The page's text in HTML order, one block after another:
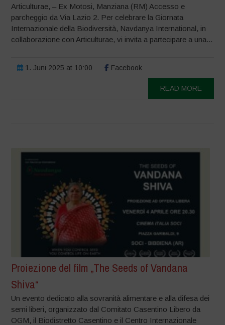
Articulturae, – Ex Motosi, Manziana (RM) Accesso e
parcheggio da Via Lazio 2. Per celebrare la Giornata
Internazionale della Biodiversità, Navdanya International, in
collaborazione con Articulturae, vi invita a partecipare a una...
1. Juni 2025 at 10:00 Facebook
READ MORE
Proiezione del film „The Seeds of Vandana
Shiva“
Un evento dedicato alla sovranità alimentare e alla difesa dei
semi liberi, organizzato dal Comitato Casentino Libero da
OGM, il Biodistretto Casentino e il Centro Internazionale